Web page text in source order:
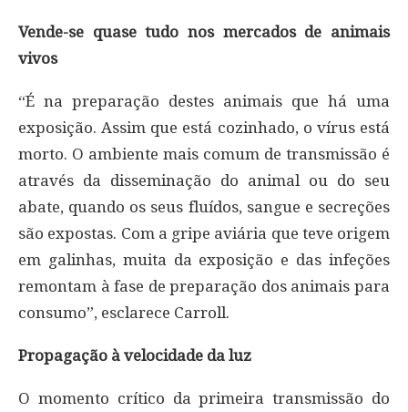
Vende-se quase tudo nos mercados de animais
vivos
“É na preparação destes animais que há uma
exposição. Assim que está cozinhado, o vírus está
morto. O ambiente mais comum de transmissão é
através da disseminação do animal ou do seu
abate, quando os seus fluídos, sangue e secreções
são expostas. Com a gripe aviária que teve origem
em galinhas, muita da exposição e das infeções
remontam à fase de preparação dos animais para
consumo”, esclarece Carroll.
Propagação à velocidade da luz
O momento crítico da primeira transmissão do